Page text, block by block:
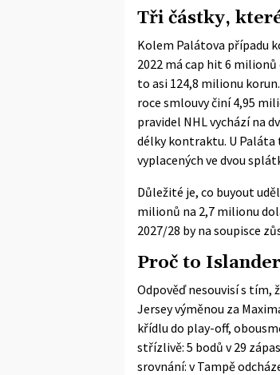
Tři částky,
Kolem Palátova případu
2022 má cap hit 6
to asi 124,8 milionu
roce smlouvy činí 4,95
pravidel NHL vychází na
délky kontraktu. U Paláta
vyplacených ve dvou
Důležité je, co buyout
milionů na 2,7 milionu
2027/28 by na soupisce
Proč to
Odpověď nesouvisí s tím,
Jersey výměnou za
křídlu do play-off,
střízlivě: 5 bodů v 29
srovnání: v Tampě